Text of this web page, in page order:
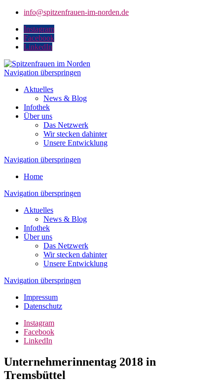
info@spitzenfrauen-im-norden.de
Instagram
Facebook
LinkedIn
Navigation überspringen
Aktuelles
News & Blog
Infothek
Über uns
Das Netzwerk
Wir stecken dahinter
Unsere Entwicklung
Navigation überspringen
Home
Navigation überspringen
Aktuelles
News & Blog
Infothek
Über uns
Das Netzwerk
Wir stecken dahinter
Unsere Entwicklung
Navigation überspringen
Impressum
Datenschutz
Instagram
Facebook
LinkedIn
Unternehmerinnentag 2018 in
Tremsbüttel